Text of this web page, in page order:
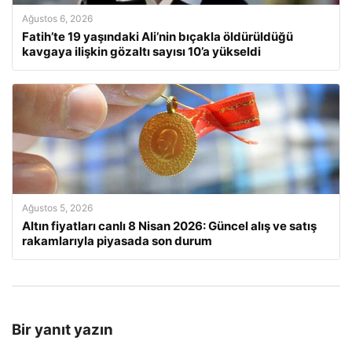
Ağustos 6, 2026
Fatih’te 19 yaşındaki Ali’nin bıçakla öldürüldüğü
kavgaya ilişkin gözaltı sayısı 10’a yükseldi
Ağustos 5, 2026
Altın fiyatları canlı 8 Nisan 2026: Güncel alış ve satış
rakamlarıyla piyasada son durum
Bir yanıt yazın